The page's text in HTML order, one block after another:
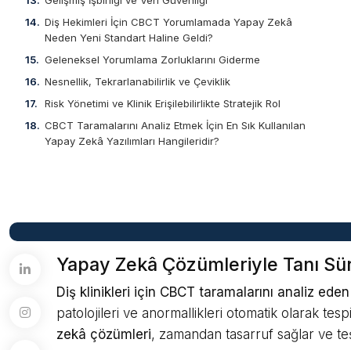
Diş Hekimleri İçin CBCT Yorumlamada Yapay Zekâ
Neden Yeni Standart Haline Geldi?
Geleneksel Yorumlama Zorluklarını Giderme
Nesnellik, Tekrarlanabilirlik ve Çeviklik
Risk Yönetimi ve Klinik Erişilebilirlikte Stratejik Rol
CBCT Taramalarını Analiz Etmek İçin En Sık Kullanılan
Yapay Zekâ Yazılımları Hangileridir?
Yapay Zekâ Çözümleriyle Tanı
Diş klinikleri için CBCT taramalarını analiz
patolojileri ve anormallikleri otomatik olarak
zekâ çözümleri, zamandan tasarruf sağlar ve